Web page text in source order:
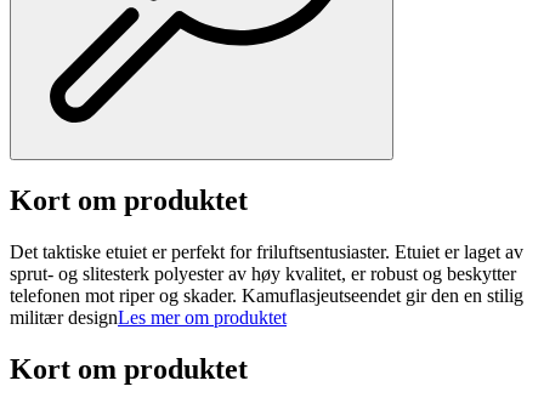
Kort om produktet
Det taktiske etuiet er perfekt for friluftsentusiaster. Etuiet er laget av
sprut- og slitesterk polyester av høy kvalitet, er robust og beskytter
telefonen mot riper og skader. Kamuflasjeutseendet gir den en stilig
militær designLes mer om produktet
Kort om produktet